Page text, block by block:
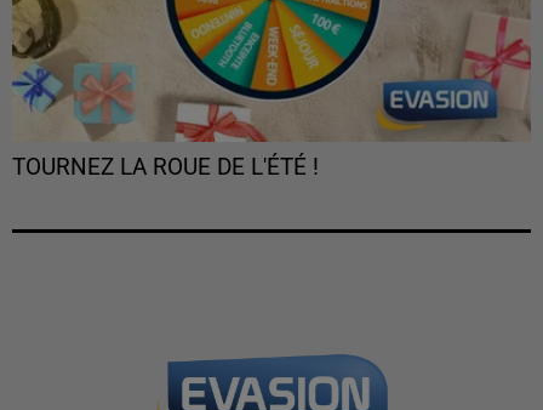
TOURNEZ LA ROUE DE L'ÉTÉ !